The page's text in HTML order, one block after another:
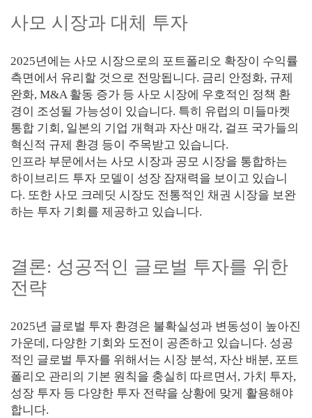
사모 시장과 대체 투자
2025년에는 사모 시장으로의 포트폴리오 확장이 수익률
측면에서 유리할 것으로 전망됩니다. 금리 안정화, 규제
완화, M&A 활동 증가 등 사모 시장에 우호적인 정책 환
경이 조성될 가능성이 있습니다. 특히 유럽의 미들마켓
통합 기회, 일본의 기업 개혁과 자산 매각, 걸프 국가들의
혁신적 규제 환경 등이 주목받고 있습니다.
인프라 부문에서는 사모 시장과 공모 시장을 통합하는
하이브리드 투자 모델이 성장 잠재력을 보이고 있습니
다. 또한 사모 크레딧 시장도 전통적인 채권 시장을 보완
하는 투자 기회를 제공하고 있습니다.
결론: 성공적인 글로벌 투자를 위한
전략
2025년 글로벌 투자 환경은 불확실성과 변동성이 높아진
가운데, 다양한 기회와 도전이 공존하고 있습니다. 성공
적인 글로벌 투자를 위해서는 시장 분석, 자산 배분, 포트
폴리오 관리의 기본 원칙을 충실히 따르면서, 가치 투자,
성장 투자 등 다양한 투자 전략을 상황에 맞게 활용해야
합니다.